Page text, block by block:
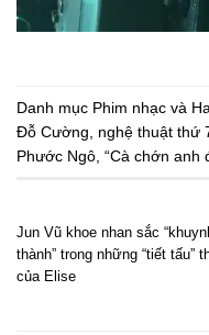
Danh mục Phim nhạc và
Đỗ Cường
nghệ thuật thứ
Phước Ngô “Cà chớn anh
Jun Vũ khoe nhan sắc
thành” trong những “tiết tấu”
của Elise